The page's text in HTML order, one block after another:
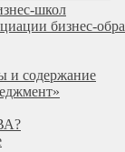
школ
бизнес-
содержание